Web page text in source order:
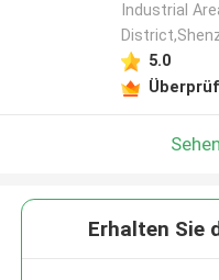
Industrial
5.0
Erhalten Sie